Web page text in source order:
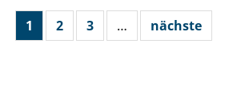
1 2 3 … nächste